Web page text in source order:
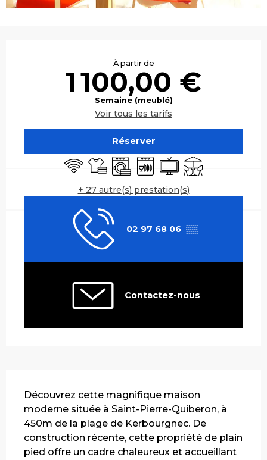
À partir de
1 100,00 €
Semaine (meublé)
Voir tous les tarifs
Réserver
WiFi Draps et linge
Lave lingeLave vaisselle
Télévision
Terrasse
+ 27 autre(s) prestation(s)
02 97 68 06 ▒▒
Contactez-nous
Découvrez cette magnifique maison
moderne située à Saint-Pierre-Quiberon, à
450m de la plage de Kerbourgnec. De
construction récente, cette propriété de plain
pied offre un cadre chaleureux et accueillant